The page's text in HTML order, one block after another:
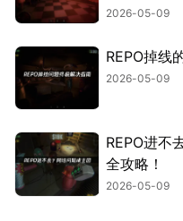
2026-05-09
REPO掉线
2026-05-09
REPO进不
全攻略！
2026-05-09